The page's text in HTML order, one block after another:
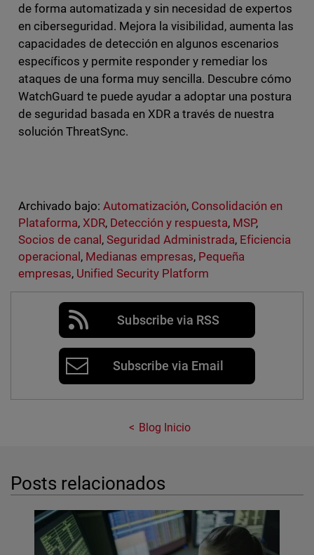
de forma automatizada y sin necesidad de expertos
en ciberseguridad. Mejora la visibilidad, aumenta las
capacidades de detección en algunos escenarios
específicos y permite responder y remediar los
ataques de una forma muy sencilla. Descubre cómo
WatchGuard te puede ayudar a adoptar una postura
de seguridad basada en XDR a través de nuestra
solución ThreatSync.
Archivado bajo: Automatización, Consolidación en
Plataforma, XDR, Detección y respuesta, MSP,
Socios de canal, Seguridad Administrada, Eficiencia
operacional, Medianas empresas, Pequeña
empresas, Unified Security Platform
Subscribe via RSS
Subscribe via Email
Blog Inicio
Posts relacionados